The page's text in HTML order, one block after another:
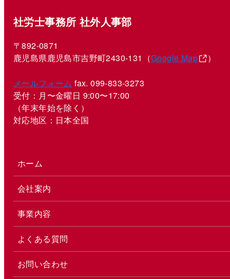
社労士事務所 社外人事部
〒892-0871
鹿児島県鹿児島市吉野町2430-131（Google Map ）
メールフォーム fax. 099-833-3273
受付：月〜金曜日 9:00〜17:00
（年末年始を除く）
対応地区：日本全国
ホーム
会社案内
事業内容
よくある質問
お問い合わせ